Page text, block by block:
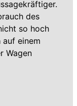
des
so hoch
einem
Wagen